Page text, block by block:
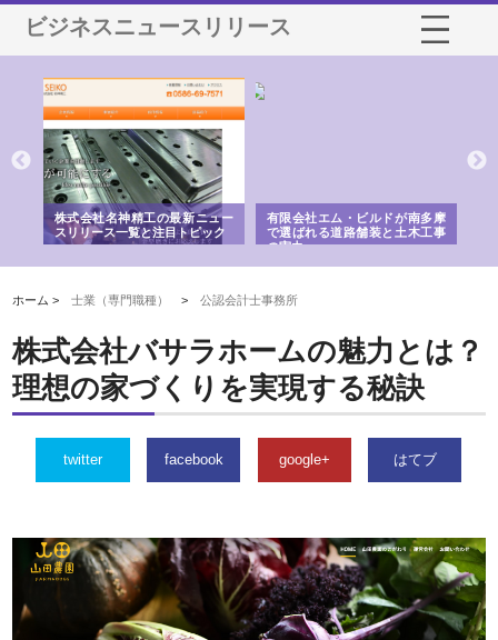
ビジネスニュースリリース
株式会社名神精工の最新ニュー
スリリース一覧と注目トピック
有限会社エム・ビルドが南多摩
で選ばれる道路舗装と土木工事
の実力
ホーム >士業（専門職種） >公認会計士事務所
株式会社バサラホームの魅力とは？
理想の家づくりを実現する秘訣
twitter facebook google+ はてブ